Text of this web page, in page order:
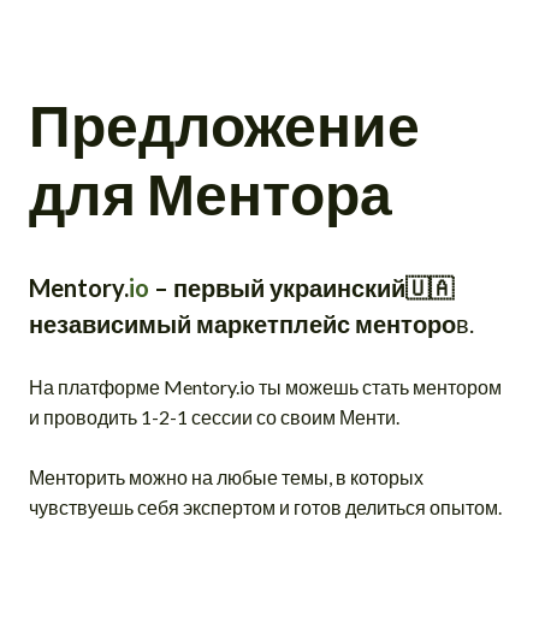
Предложение
для Ментора
Mentory.io – первый украинский🇺🇦
независимый маркетплейс менторов.
На платформе Mentory.io ты можешь стать ментором
и проводить 1-2-1 сессии со своим Менти.
Менторить можно на любые темы, в которых
чувствуешь себя экспертом и готов делиться опытом.